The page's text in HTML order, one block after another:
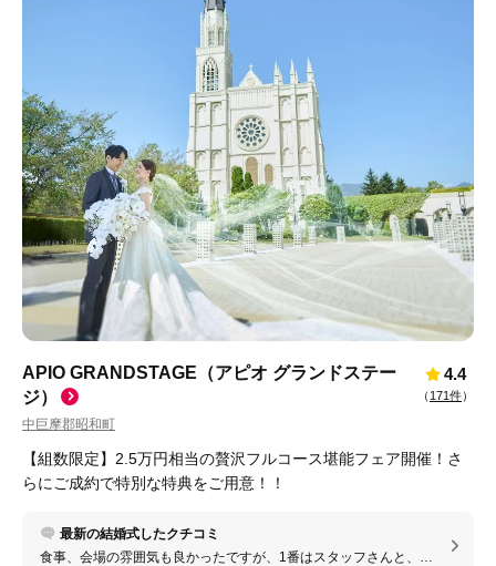
APIO GRANDSTAGE（アピオ グランドステー
ジ）
中巨摩郡昭和町
4.4
（ 171件）
【組数限定】2.5万円相当の贅沢フルコース堪能フェア開催！さ
らにご成約で特別な特典をご用意！！
最新の結婚式したクチコミ
食事、会場の雰囲気も良かったですが、1番はスタッフさんと、担